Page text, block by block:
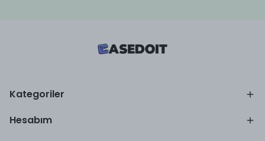
Kategoriler
Hesabım